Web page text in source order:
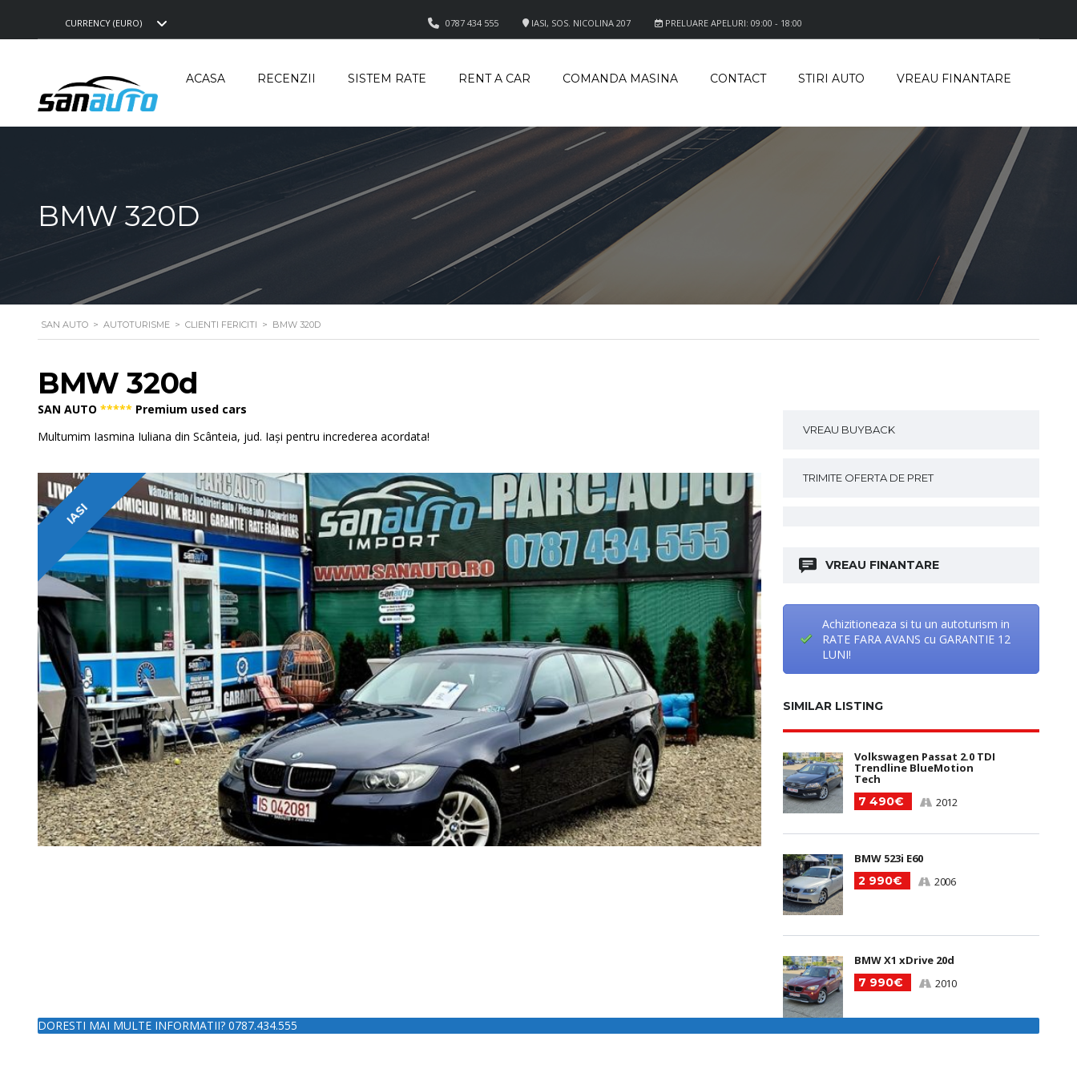
CURRENCY (EURO) PRELUARE APELURI: 09:00 - 18:00
IASI, SOS. NICOLINA 207
0787 434 555
ACASA RECENZII SISTEM RATE RENT A CAR COMANDA MASINA CONTACT STIRI AUTO VREAU FINANTARE
BMW 320D
SAN AUTO > AUTOTURISME > CLIENTI FERICITI > BMW 320D
BMW 320d
SAN AUTO ***** Premium used cars
Multumim Iasmina Iuliana din Scânteia, jud. Iași pentru increderea acordata!
IASI
VREAU BUYBACK
TRIMITE OFERTA DE PRET
VREAU FINANTARE
Achizitioneaza si tu un autoturism in
RATE FARA AVANS cu GARANTIE 12
LUNI!
SIMILAR LISTING
Volkswagen Passat 2.0 TDI
Trendline BlueMotion
Tech
7 490€
2012
BMW 523i E60
2 990€
2006
BMW X1 xDrive 20d
7 990€
2010
DORESTI MAI MULTE INFORMATII? 0787.434.555